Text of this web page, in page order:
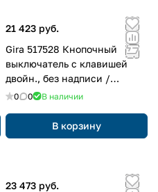
21 423 руб.
Gira 517528 Кнопочный
выключатель с клавишей
двойн., без надписи /
символы стрелки для Gira
0 0 В наличии
В корзину
23 473 руб.